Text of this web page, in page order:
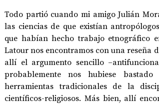
Todo partió cuando mi amigo Julián
las ciencias de que existían
que habían hecho trabajo etnográfico
Latour nos encontramos con una reseña
allí el argumento sencillo
probablemente nos hubiese
herramientas tradicionales de la
científicos-religiosos. Más bien, allí